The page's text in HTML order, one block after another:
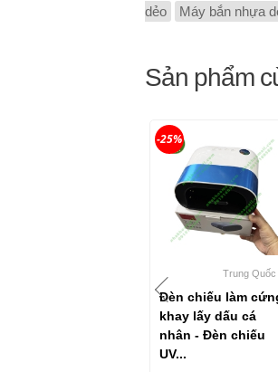
dẻo
Máy bắn nhựa
Sản phẩm
Trung Quốc
Đèn chiếu làm
khay lấy dấu cá
nhân - Đèn chiếu
UV...
-25%